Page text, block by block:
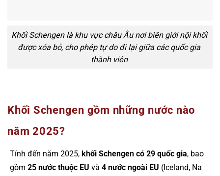
Khối Schengen là khu vực châu Âu nơi biên giới nội khối
được xóa bỏ, cho phép tự do đi lại giữa các quốc gia
thành viên
Khối Schengen gồm những nước nào
năm 2025?
Tính đến năm 2025, khối Schengen có 29 quốc gia, bao
gồm 25 nước thuộc EU và 4 nước ngoài EU (Iceland, Na